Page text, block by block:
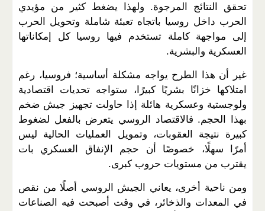
تحقق النتائج المرجوة. ولهذا يضغط كثير من مؤيدي
الحرب داخل روسيا باتجاه تعبئة شاملة وتحويل الحرب
إلى مواجهة كاملة تستخدم فيها روسيا كل إمكاناتها
العسكرية والبشرية.
غير أن هذا الطرح يواجه مشكلة أساسية؛ فروسيا، رغم
امتلاكها خزانًا بشريًا كبيرًا، ستواجه تحديات اقتصادية
ولوجستية وعسكرية هائلة إذا حاولت تجهيز جيش ضخم
بهذا الحجم. فالاقتصاد الروسي يتعرض بالفعل لضغوط
كبيرة نتيجة العقوبات، وتمويل العمليات الحالية ليس
أمرًا سهلًا، خصوصًا أن حجم الإنفاق العسكري بات
يقترب من مستويات حروب كبرى.
ومن ناحية أخرى، يعاني الجيش الروسي أصلًا من نقص
في المعدات والذخائر، في وقت أصبحت فيه الصناعات